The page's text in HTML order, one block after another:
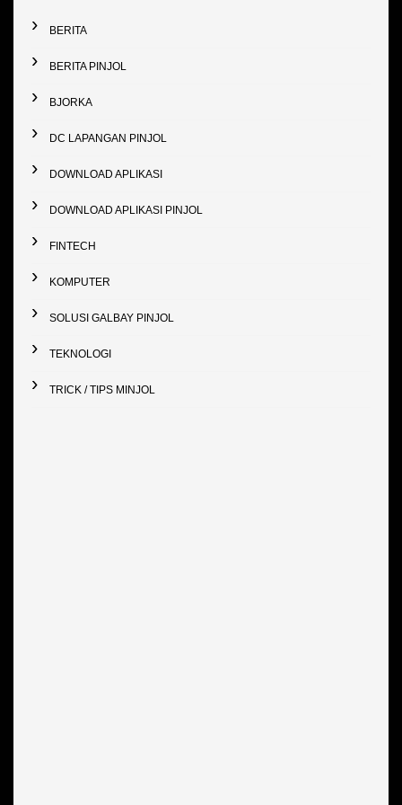
BERITA
BERITA PINJOL
BJORKA
DC LAPANGAN PINJOL
DOWNLOAD APLIKASI
DOWNLOAD APLIKASI PINJOL
FINTECH
KOMPUTER
SOLUSI GALBAY PINJOL
TEKNOLOGI
TRICK / TIPS MINJOL